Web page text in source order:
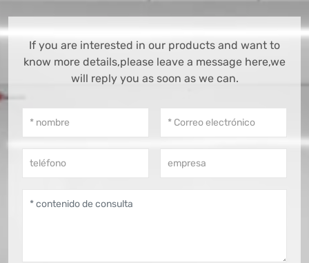
If you are interested in our products and want to
know more details,please leave a message here,we
will reply you as soon as we can.